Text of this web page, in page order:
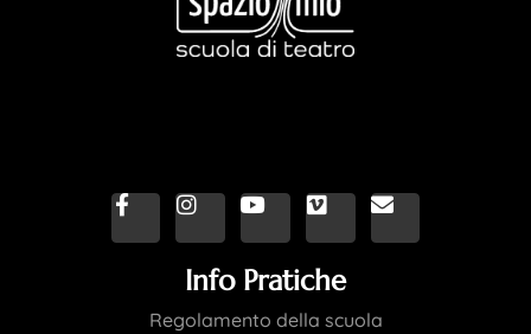
Info Pratiche
Regolamento della scuola